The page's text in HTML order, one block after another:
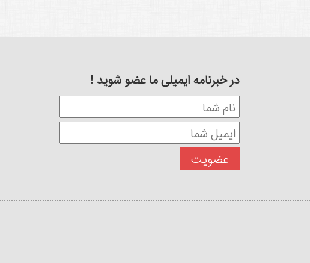
در خبرنامه ایمیلی ما عضو شوید !